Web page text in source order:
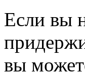
Если вы
вы